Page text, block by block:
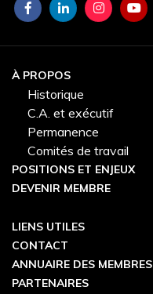
À PROPOS
Historique
C.A. et exécutif
Permanence
Comités de travail
POSITIONS ET ENJEUX
DEVENIR MEMBRE
LIENS UTILES
CONTACT
ANNUAIRE DES MEMBRES
PARTENAIRES